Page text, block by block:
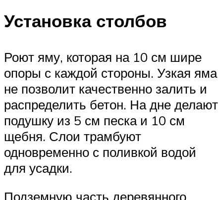
Установка столбов
Роют яму, которая на 10 см шире
опоры с каждой стороны. Узкая яма
не позволит качественно залить и
распределить бетон. На дне делают
подушку из 5 см песка и 10 см
щебня. Слои трамбуют
одновременно с поливкой водой
для усадки.
Подземную часть деревянного